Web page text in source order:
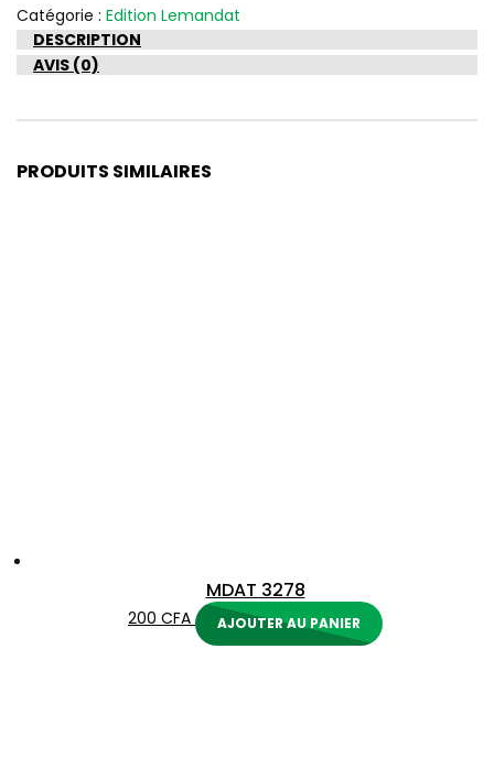
3355
Catégorie : Edition Lemandat
DESCRIPTION
AVIS (0)
PRODUITS SIMILAIRES
MDAT 3278
200 CFA AJOUTER AU PANIER